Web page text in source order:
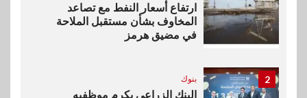
ارتفاع أسعار النفط مع تصاعد
المخاوف بشأن مستقبل الملاحة
في مضيق هرمز
2 بنوك
البنك الزراعي يكرم موظفيه